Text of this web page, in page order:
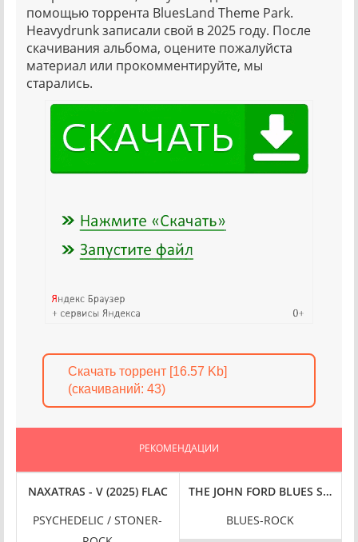
помощью торрента BluesLand Theme Park.
Heavydrunk записали свой в 2025 году. После
скачивания альбома, оцените пожалуйста
материал или прокомментируйте, мы
старались.
Скачать торрент [16.57 Kb]
(cкачиваний: 43)
РЕКОМЕНДАЦИИ
(2002-2021) FLAC
NAXATRAS - V (2025) FLAC
PSYCHEDELIC / STONER-
THE JOHN FORD BLUES
BLUES-ROCK